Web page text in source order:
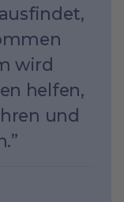
wird
helfen,
und